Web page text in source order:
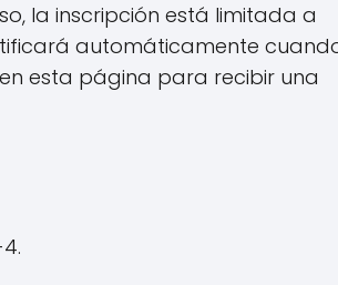
la inscripción está limitada a
automáticamente
esta página para recibir una